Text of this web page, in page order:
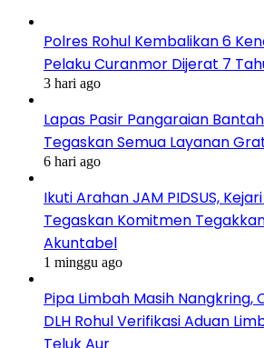
Polres Rohul Kembalikan 6
Pelaku Curanmor Dijerat 7
3 hari ago
Lapas Pasir Pangaraian
Tegaskan Semua Layanan
6 hari ago
Ikuti Arahan JAM PIDSUS,
Tegaskan Komitmen
Akuntabel
1 minggu ago
Pipa Limbah Masih Nangkring,
DLH Rohul Verifikasi Aduan